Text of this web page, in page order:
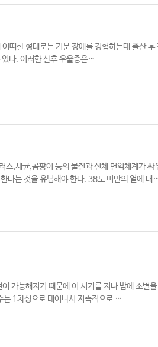
떠한 형태로든 기분 장애를 경험하는데​ 출산 후
있다. 이러한 산후 우울증은…
,세균,곰팡이 등의 물질과 신체 면역체계가 싸
다는 것을 유념해야 한다. 38도 미만의 열에 대
가능해지기 때문에 이 시기를 지나 밤에 소변을
는 1차성으로 태어나서 지속적으로 …